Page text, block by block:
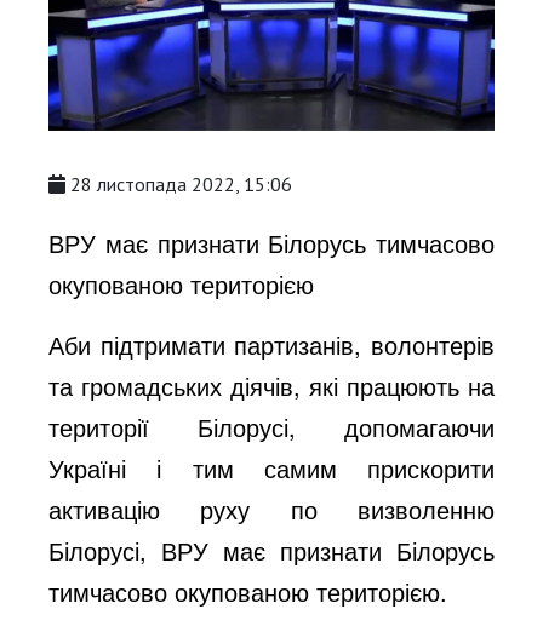
28 листопада 2022, 15:06
ВРУ має признати Білорусь тимчасово
окупованою територією
Аби підтримати партизанів, волонтерів
та громадських діячів, які працюють на
території Білорусі, допомагаючи
Україні і тим самим прискорити
активацію руху по визволенню
Білорусі, ВРУ має признати Білорусь
тимчасово окупованою територією.